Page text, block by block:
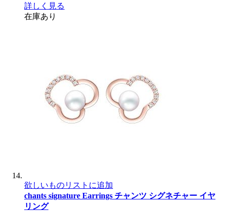
詳しく見る
在庫あり
欲しいものリストに追加
chants signature Earrings チャンツ シグネチャー イヤ
リング